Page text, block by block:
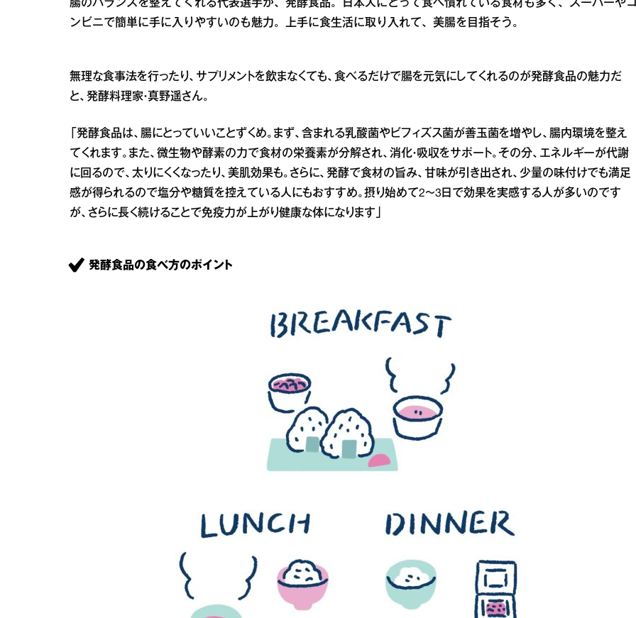
腸のバランスを整えてくれる代表選手が、発酵食品。日本人にとって食べ慣れている食材も多く、スーパーや
ンビニで簡単に手に入りやすいのも魅力。上手に食生活に取り入れて、美腸を目指そう。
無理な食事法を行ったり、サプリメントを飲まなくても、食べるだけで腸を元気にしてくれるのが発酵食品の魅力だ
と、発酵料理家・真野遥さん。
「発酵食品は、腸にとっていいことずくめ。まず、含まれる乳酸菌やビフィズス菌が善玉菌を増やし、腸内環境を整え
てくれます。また、微生物や酵素の力で食材の栄養素が分解され、消化・吸収をサポート。その分、エネルギーが代謝
に回るので、太りにくくなったり、美肌効果も。さらに、発酵で食材の旨み、甘味が引き出され、少量の味付けでも満足
感が得られるので塩分や糖質を控えている人にもおすすめ。摂り始めて2～3日で効果を実感する人が多いのです
が、さらに長く続けることで免疫力が上がり健康な体になります」
発酵食品の食べ方のポイント